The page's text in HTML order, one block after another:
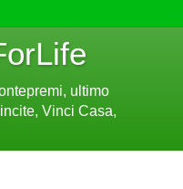
ultimo
Vinci Casa,